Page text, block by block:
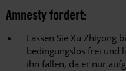
Amnesty fordert:
Lassen Sie Xu Zhiyong
bedingungslos frei und
ihn fallen, da er nur